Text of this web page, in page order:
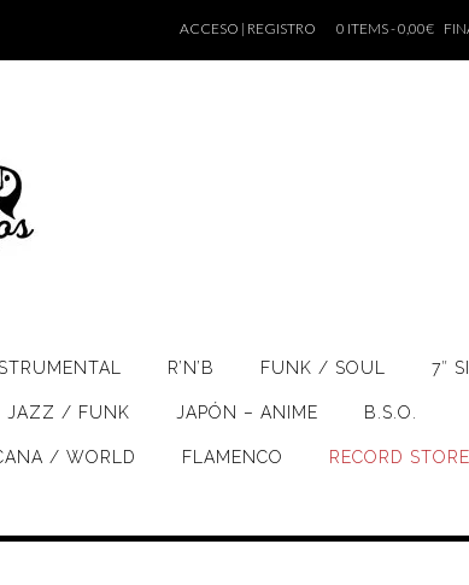
ACCESO | REGISTRO 0 ITEMS - 0,00€
R’N’B FUNK / SOUL 7″
JAZZ / FUNK JAPÓN – ANIME B.S.O.
/ WORLD FLAMENCO RECORD